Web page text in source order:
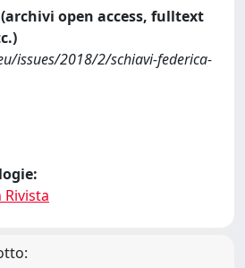
open access, fulltext
issues/2018/2/schiavi-federica-
Rivista